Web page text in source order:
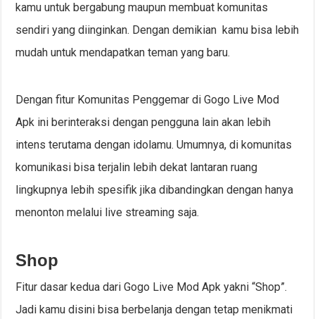
kamu untuk bergabung maupun membuat komunitas
sendiri yang diinginkan. Dengan demikian kamu bisa lebih
mudah untuk mendapatkan teman yang baru.
Dengan fitur Komunitas Penggemar di Gogo Live Mod
Apk ini berinteraksi dengan pengguna lain akan lebih
intens terutama dengan idolamu. Umumnya, di komunitas
komunikasi bisa terjalin lebih dekat lantaran ruang
lingkupnya lebih spesifik jika dibandingkan dengan hanya
menonton melalui live streaming saja.
Shop
Fitur dasar kedua dari Gogo Live Mod Apk yakni “Shop”.
Jadi kamu disini bisa berbelanja dengan tetap menikmati